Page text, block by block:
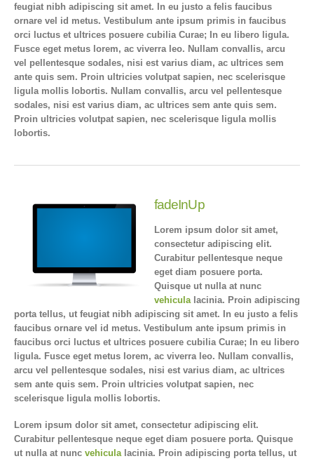
feugiat nibh adipiscing sit amet. In eu justo a felis faucibus
ornare vel id metus. Vestibulum ante ipsum primis in faucibus
orci luctus et ultrices posuere cubilia Curae; In eu libero ligula.
Fusce eget metus lorem, ac viverra leo. Nullam convallis, arcu
vel pellentesque sodales, nisi est varius diam, ac ultrices sem
ante quis sem. Proin ultricies volutpat sapien, nec scelerisque
ligula mollis lobortis. Nullam convallis, arcu vel pellentesque
sodales, nisi est varius diam, ac ultrices sem ante quis sem.
Proin ultricies volutpat sapien, nec scelerisque ligula mollis
lobortis.
fadeInUp
Lorem ipsum dolor sit amet,
consectetur adipiscing elit.
Curabitur pellentesque neque
eget diam posuere porta.
Quisque ut nulla at nunc
vehicula lacinia. Proin adipiscing
porta tellus, ut feugiat nibh adipiscing sit amet. In eu justo a felis
faucibus ornare vel id metus. Vestibulum ante ipsum primis in
faucibus orci luctus et ultrices posuere cubilia Curae; In eu libero
ligula. Fusce eget metus lorem, ac viverra leo. Nullam convallis,
arcu vel pellentesque sodales, nisi est varius diam, ac ultrices
sem ante quis sem. Proin ultricies volutpat sapien, nec
scelerisque ligula mollis lobortis.
Lorem ipsum dolor sit amet, consectetur adipiscing elit.
Curabitur pellentesque neque eget diam posuere porta. Quisque
ut nulla at nunc vehiculalacinia. Proin adipiscing porta tellus, ut